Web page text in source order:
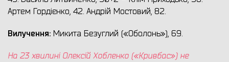
Артем Гордієнко, 42. Андрій Мостовий, 82.
Вилучення: Микита Безуглий («Оболонь»), 69.
На 23 хвилині Олексій Хобленко («Кривбас») не